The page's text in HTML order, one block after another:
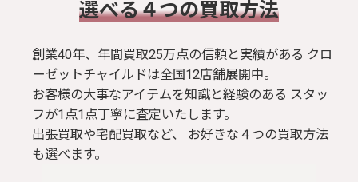
​選べる４つの買取方法
創業40年、年間買取25万点の信頼と実績がある クロ
ーゼットチャイルドは全国12店舗展開中。
お客様の大事なアイテムを知識と経験のある スタッ
フが1点1点丁寧に査定いたします。
出張買取や宅配買取など、 お好きな４つの買取方法
も選べます。